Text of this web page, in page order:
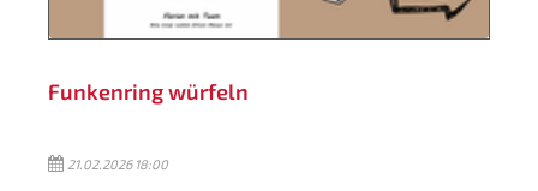
Funkenring würfeln
21.02.2026 18:00